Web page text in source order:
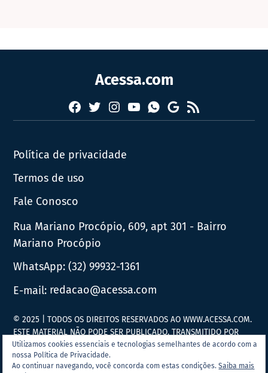
Acessa.com
Facebook
TwitterInstagram
YouTubeWhatsapp
Google
News
RSS
Política de privacidade
Termos de uso
Fale Conosco
Rua Mariano Procópio, 609, apt 301 - Bairro
Mariano Procópio
WhatsApp:(32) 99932-1361
E-mail: redacao@acessa.com
Utilizamos cookies essenciais e tecnologias semelhantes de acordo com a
nossa Política de Privacidade.
Ao continuar navegando, você concorda com estas condições.Saiba mais
© 2025 | TODOS OS DIREITOS RESERVADOS AO WWW.ACESSA.COM.
ESTE MATERIAL NÃO PODE SER PUBLICADO, TRANSMITIDO POR
BROADCAST, REESCRITO OU REDISTRIBUÍDO SEM PRÉVIA
AUTORIZAÇÃO.